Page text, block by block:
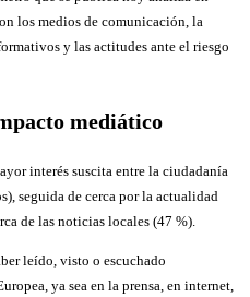
los medios de comunicación, la
y las actitudes ante el riesgo
mediático
interés suscita entre la ciudadanía
seguida de cerca por la actualidad
de las noticias locales (47 %).
leído, visto o escuchado
ya sea en la prensa, en internet,